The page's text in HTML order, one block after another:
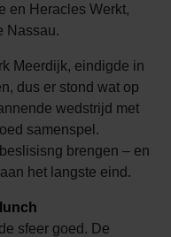
en Heracles Werkt,
Nassau.
Meerdijk, eindigde in
dus er stond wat op
wedstrijd met
samenspel.
brengen – en
het langste eind.
sfeer goed. De